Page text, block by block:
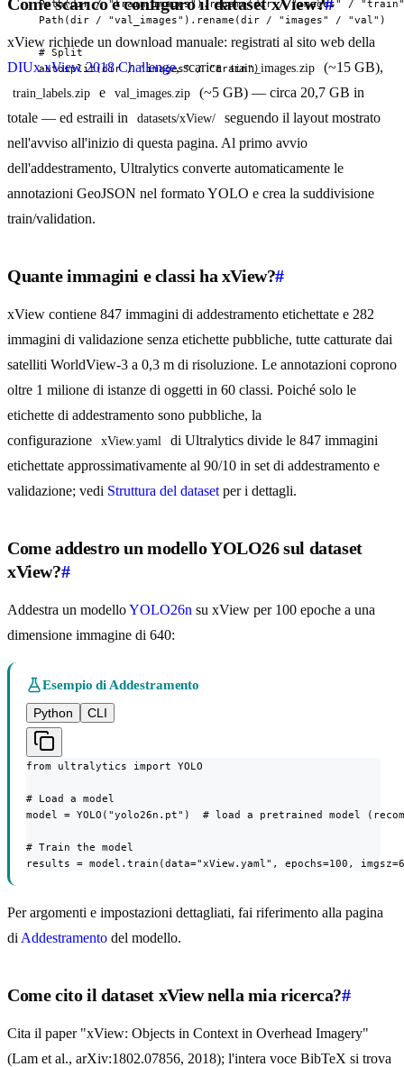
Path(dir / "train_images").rename(dir / "images" /
  Path(dir / "val_images").rename(dir / "images" / "val")
  # Split
  autosplit(dir / "images" / "train")
xView richiede un download manuale: registrati al sito web della
DIUx xView 2018 Challenge, scarica train_images.zip (~15 GB),
train_labels.zip e val_images.zip
(~5 GB) — circa 20,7 GB in
totale — ed estraili in
datasets/xView/
seguendo il layout mostrato
nell'avviso all'inizio di questa pagina. Al primo avvio
dell'addestramento, Ultralytics converte automaticamente le
annotazioni GeoJSON nel formato YOLO e crea la suddivisione
train/validation.
Quante immagini e classi ha xView?#
xView contiene 847 immagini di addestramento etichettate e 282
immagini di validazione senza etichette pubbliche, tutte catturate dai
satelliti WorldView-3 a 0,3 m di risoluzione. Le annotazioni coprono
oltre 1 milione di istanze di oggetti in 60 classi. Poiché solo le
etichette di addestramento sono pubbliche, la
configurazione
xView.yaml
di Ultralytics divide le 847 immagini
etichettate approssimativamente al 90/10 in set di addestramento e
validazione; vedi Struttura del dataset per i dettagli.
Come addestro un modello YOLO26 sul dataset
xView?#
Addestra un modelloYOLO26n su xView per 100 epoche a una
dimensione immagine di 640:
Esempio di Addestramento
Python
CLI
from ultralytics import YOLO
# Load a model
model = YOLO("yolo26n.pt")  # load a pretrained model
# Train the model
results = model.train(data="xView.yaml", epochs=100,
Per argomenti e impostazioni dettagliati, fai riferimento alla pagina
di Addestramento del modello.
Come cito il dataset xView nella mia ricerca?#
Cita il paper "xView: Objects in Context in Overhead Imagery"
(Lam et al., arXiv:1802.07856, 2018); l'intera voce BibTeX si trova